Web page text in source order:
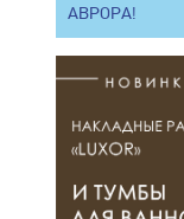
АВРОРА!